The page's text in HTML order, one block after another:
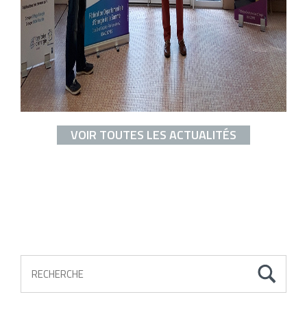
VOIR TOUTES LES ACTUALITÉS